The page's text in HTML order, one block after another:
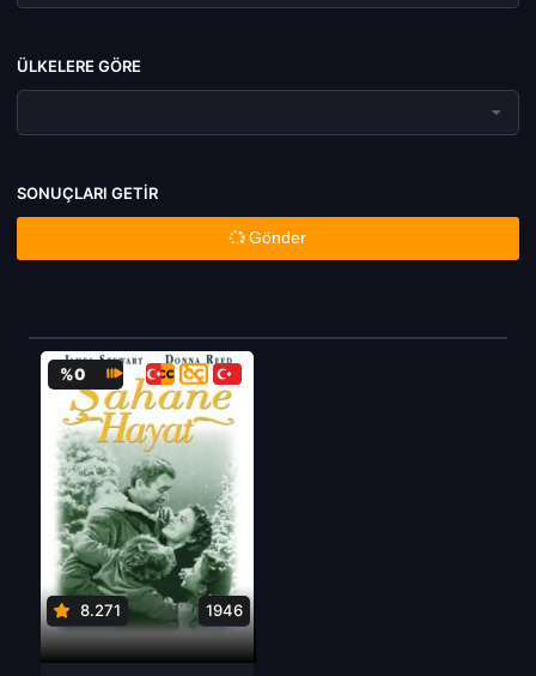
ÜLKELERE GÖRE
SONUÇLARI GETIR
Gönder
%0
8.271 1946